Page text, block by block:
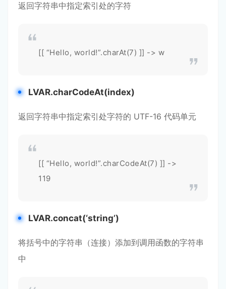
返回字符串中指定索引处的字符
[[ “Hello, world!”.charAt(7) ]] -> w
LVAR.charCodeAt(index)
返回字符串中指定索引处字符的 UTF-16 代码单元
[[ “Hello, world!”.charCodeAt(7) ]] ->
119
LVAR.concat(‘string’)
将括号中的字符串（连接）添加到调用函数的字符串
中